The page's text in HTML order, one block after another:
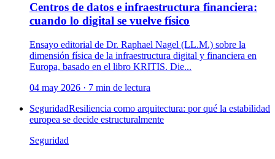
Centros de datos e infraestructura financiera:
cuando lo digital se vuelve físico
Ensayo editorial de Dr. Raphael Nagel (LL.M.) sobre la
dimensión física de la infraestructura digital y financiera en
Europa, basado en el libro KRITIS. Die...
04 may 2026 · 7 min de lectura
SeguridadResiliencia como arquitectura: por qué la estabilidad
europea se decide estructuralmente
Seguridad